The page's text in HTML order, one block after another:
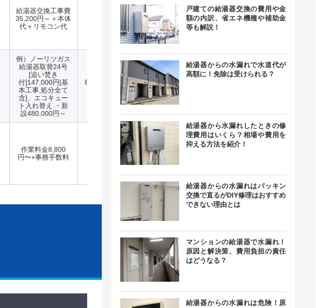
給湯器交換工事費
35,200円～＋本体
代＋リモコン代
記載なし
例）ノーリツガス
給湯器取替24号
[追い焚き
付]147,000円[基
本工事,処分全て
含]、エコキュー
ト入れ替え ・新
設480,000円～
8:00～20:00
記載なし
作業料金8,800
円〜+事務手数料
最短30分
戸建ての給湯器交換の費用や金
額の内訳、省エネ機種や補助金
等も解説！
給湯器からの水漏れで水道代が
高額に！免除は受けられる？
給湯器から水漏れしたときの修
理費用はいくら？相場や費用を
抑える方法を紹介！
給湯器からの水漏れはパッキン
交換で直るがDIY修理はおすすめ
できない理由とは
マンションの給湯器で水漏れ！
原因と解決策、費用負担の責任
はどうなる？
給湯器からの水漏れは危険！原